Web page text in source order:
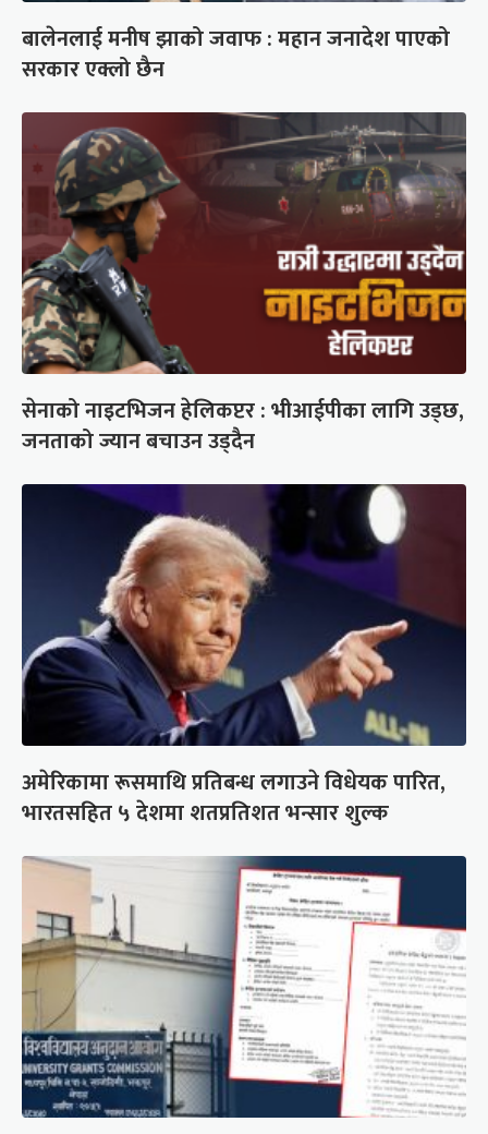
बालेनलाई मनीष झाको जवाफ : महान जनादेश पाएको
सरकार एक्लो छैन
सेनाको नाइटभिजन हेलिकप्टर : भीआईपीका लागि उड्छ,
जनताको ज्यान बचाउन उड्दैन
अमेरिकामा रूसमाथि प्रतिबन्ध लगाउने विधेयक पारित,
भारतसहित ५ देशमा शतप्रतिशत भन्सार शुल्क